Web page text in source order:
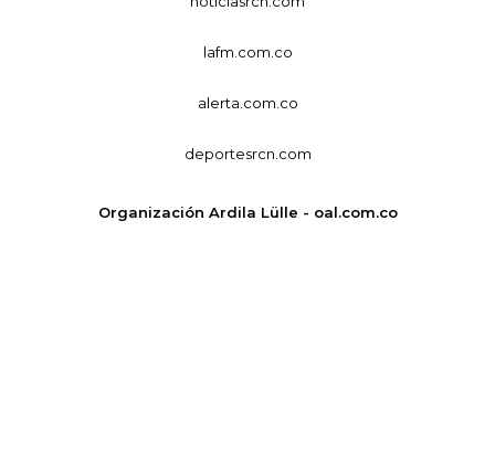
lafm.com.co
alerta.com.co
deportesrcn.com
Organización Ardila Lülle - oal.com.co